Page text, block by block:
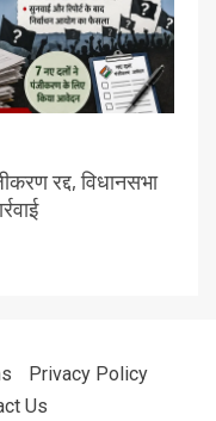
रद्द, विधानसभा
Privacy Policy
Us